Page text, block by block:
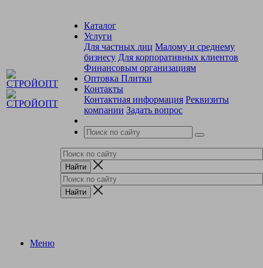
Каталог
Услуги
Для частных лиц Малому и среднему
бизнесу Для корпоративных клиентов
Финансовым организациям
Оптовка Плитки
Контакты
Контактная информация Реквизиты
компании Задать вопрос
Меню